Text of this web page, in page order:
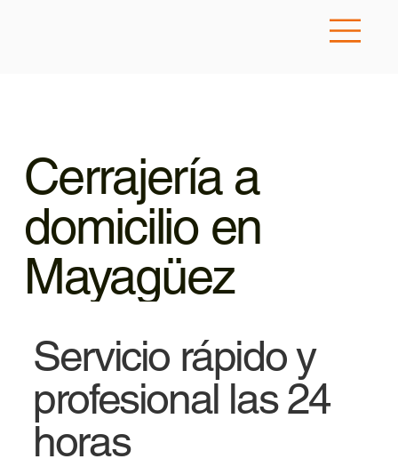
Cerrajería a
domicilio en
Mayagüez
Servicio rápido y
profesional las 24
horas